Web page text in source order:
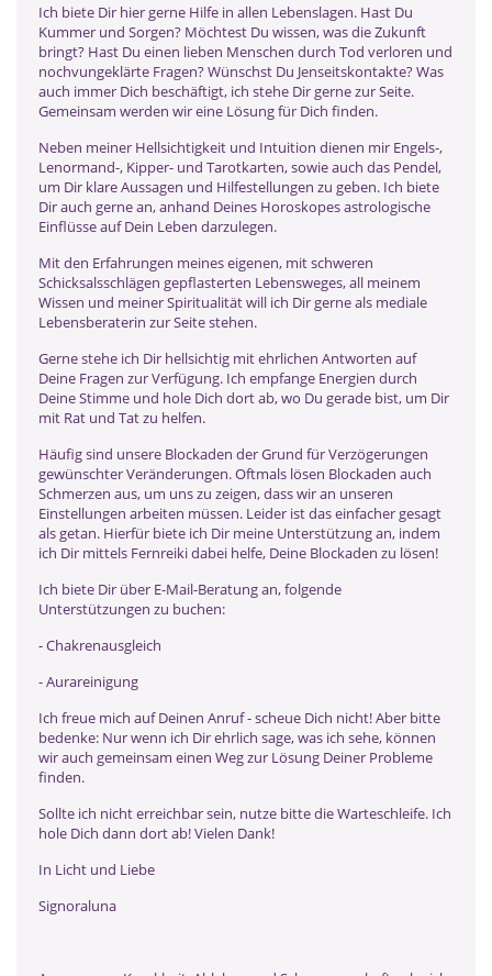
Ich biete Dir hier gerne Hilfe in allen Lebenslagen. Hast Du
Kummer und Sorgen? Möchtest Du wissen, was die Zukunft
bringt? Hast Du einen lieben Menschen durch Tod verloren und
nochvungeklärte Fragen? Wünschst Du Jenseitskontakte? Was
auch immer Dich beschäftigt, ich stehe Dir gerne zur Seite.
Gemeinsam werden wir eine Lösung für Dich finden.
Neben meiner Hellsichtigkeit und Intuition dienen mir Engels-,
Lenormand-, Kipper- und Tarotkarten, sowie auch das Pendel,
um Dir klare Aussagen und Hilfestellungen zu geben. Ich biete
Dir auch gerne an, anhand Deines Horoskopes astrologische
Einflüsse auf Dein Leben darzulegen.
Mit den Erfahrungen meines eigenen, mit schweren
Schicksalsschlägen gepflasterten Lebensweges, all meinem
Wissen und meiner Spiritualität will ich Dir gerne als mediale
Lebensberaterin zur Seite stehen.
Gerne stehe ich Dir hellsichtig mit ehrlichen Antworten auf
Deine Fragen zur Verfügung. Ich empfange Energien durch
Deine Stimme und hole Dich dort ab, wo Du gerade bist, um Dir
mit Rat und Tat zu helfen.
Häufig sind unsere Blockaden der Grund für Verzögerungen
gewünschter Veränderungen. Oftmals lösen Blockaden auch
Schmerzen aus, um uns zu zeigen, dass wir an unseren
Einstellungen arbeiten müssen. Leider ist das einfacher gesagt
als getan. Hierfür biete ich Dir meine Unterstützung an, indem
ich Dir mittels Fernreiki dabei helfe, Deine Blockaden zu lösen!
Ich biete Dir über E-Mail-Beratung an, folgende
Unterstützungen zu buchen:
- Chakrenausgleich
- Aurareinigung
Ich freue mich auf Deinen Anruf - scheue Dich nicht! Aber bitte
bedenke: Nur wenn ich Dir ehrlich sage, was ich sehe, können
wir auch gemeinsam einen Weg zur Lösung Deiner Probleme
finden.
Sollte ich nicht erreichbar sein, nutze bitte die Warteschleife. Ich
hole Dich dann dort ab! Vielen Dank!
In Licht und Liebe
Signoraluna